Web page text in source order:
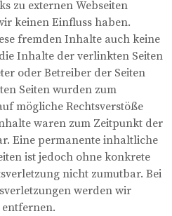
zu externen Webseiten
keinen Einfluss haben.
fremden Inhalte auch keine
Inhalte der verlinkten Seiten
oder Betreiber der Seiten
Seiten wurden zum
mögliche Rechtsverstöße
waren zum Zeitpunkt der
Eine permanente inhaltliche
ist jedoch ohne konkrete
nicht zumutbar. Bei
werden wir